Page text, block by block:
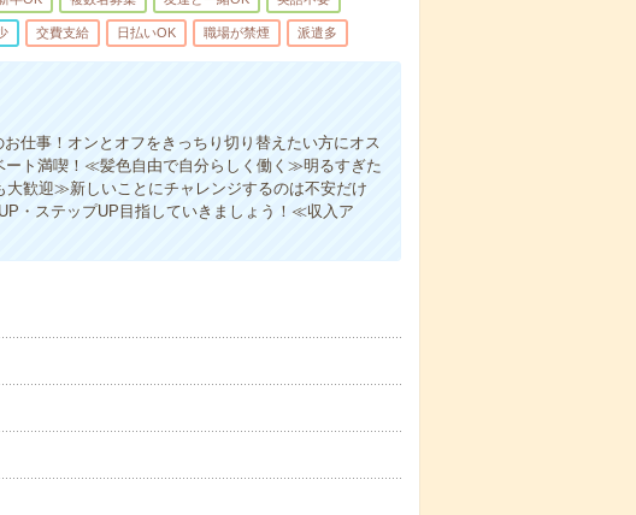
交費支給 日払いOK 職場が禁煙 派遣多
仕事！オンとオフをきっちり切り替えたい方にオス
ト満喫！≪髪色自由で自分らしく働く≫明るすぎた
歓迎≫新しいことにチャレンジするのは不安だけ
・ステップUP目指していきましょう！≪収入ア